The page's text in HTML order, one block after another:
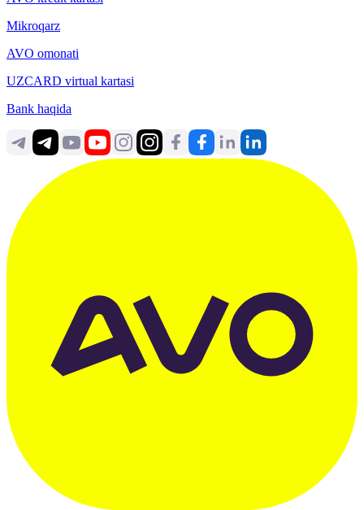
Mikroqarz
AVO omonati
UZCARD virtual kartasi
Bank haqida